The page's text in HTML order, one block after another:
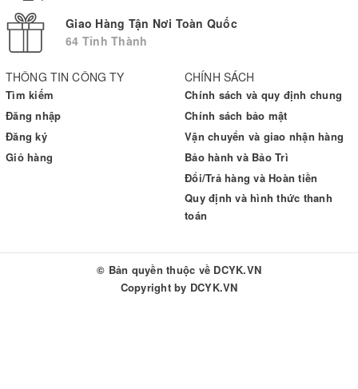
THÔNG TIN CÔNG TY
Tìm kiếm
Đăng nhập
Đăng ký
Giỏ hàng
CHÍNH SÁCH
Chính sách và quy định chung
Chính sách bảo mật
Vận chuyển và giao nhận hàng
Bảo hành và Bảo Trì
Đổi/Trả hàng và Hoàn tiền
Quy định và hình thức thanh
toán
Giao Hàng Tận Nơi Toàn Quốc
64 Tỉnh Thành
© Bản quyền thuộc về DCYK.VN
Copyright by DCYK.VN